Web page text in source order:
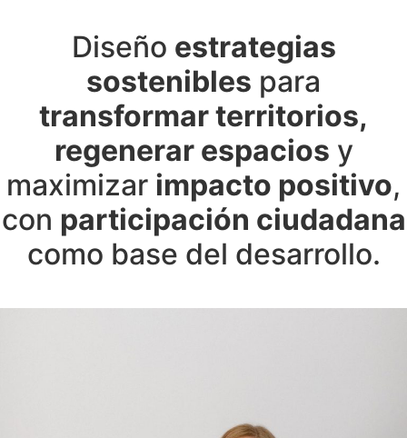
Diseño estrategias
sostenibles para
transformar territorios,
regenerar espacios y
maximizar impacto positivo,
con participación ciudadana
como base del desarrollo.